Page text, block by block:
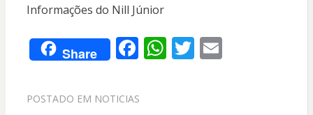
Informações do Nill Júnior
Share F
e
W T E
POSTADO EM NOTICIAS